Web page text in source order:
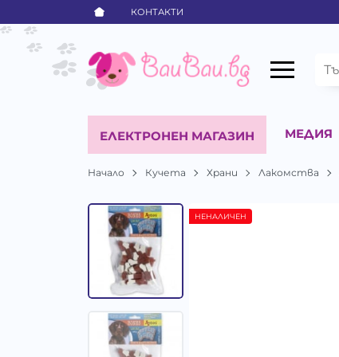
КОНТАКТИ
ЕЛЕКТРОНЕН МАГАЗИН МЕДИЯ
Начало Кучета Храни Лакомства
НЕНАЛИЧЕН